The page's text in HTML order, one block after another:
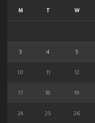
M T W
3
4 5
10
11 12
17
18 19
24
25 26